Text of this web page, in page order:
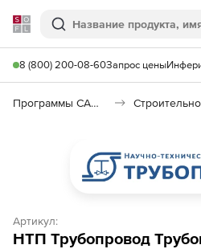
Softline
Поиск
8 (800) 200-08-60Запрос цены
Программы САПР и ГИС
Артикул:
НТП Трубопровод